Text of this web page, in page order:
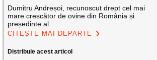
Dumitru Andreșoi, recunoscut drept cel mai
mare crescător de ovine din România și
președinte al
CITEȘTE MAI DEPARTE
Distribuie acest articol